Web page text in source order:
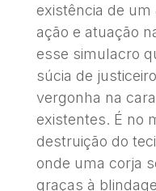
existência de um
ação e atuação
esse simulacro
súcia de
vergonha na
existentes. É no
destruição do
onde uma corja
graças à